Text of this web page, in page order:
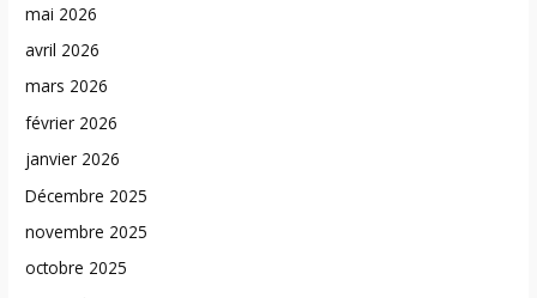
mai 2026
avril 2026
mars 2026
février 2026
janvier 2026
Décembre 2025
novembre 2025
octobre 2025